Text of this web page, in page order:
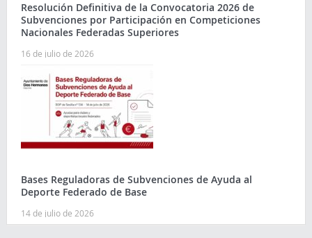
Resolución Definitiva de la Convocatoria 2026 de
Subvenciones por Participación en Competiciones
Nacionales Federadas Superiores
16 de julio de 2026
Bases Reguladoras de Subvenciones de Ayuda al
Deporte Federado de Base
14 de julio de 2026